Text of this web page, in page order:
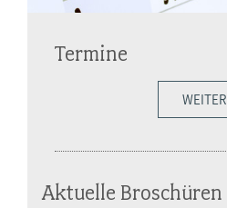
Termine
WEITER
Aktuelle Broschüren